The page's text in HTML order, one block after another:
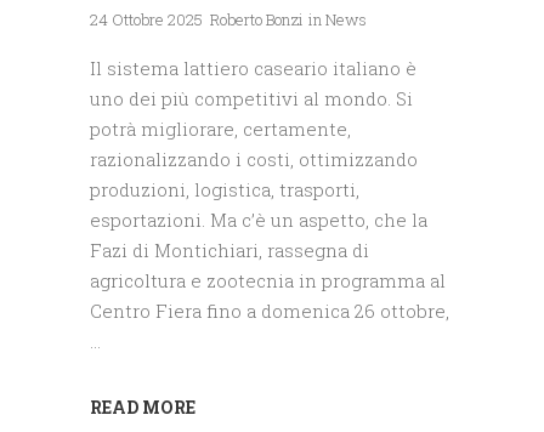
24 Ottobre 2025 Roberto Bonzi inNews
Il sistema lattiero caseario italiano è
uno dei più competitivi al mondo. Si
potrà migliorare, certamente,
razionalizzando i costi, ottimizzando
produzioni, logistica, trasporti,
esportazioni. Ma c’è un aspetto, che la
Fazi di Montichiari, rassegna di
agricoltura e zootecnia in programma al
Centro Fiera fino a domenica 26 ottobre,
READ MORE